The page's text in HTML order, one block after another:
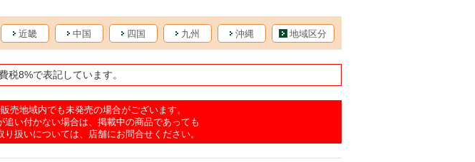
(บริการ)
近畿 中国 四国 九州 沖縄 地域区分
税8%で表記しています。
売地域内でも未発売の場合がございます。
い付かない場合は、掲載中の商品であっても
扱いについては、店舗にお問合せください。